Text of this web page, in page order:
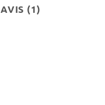
AVIS (1)